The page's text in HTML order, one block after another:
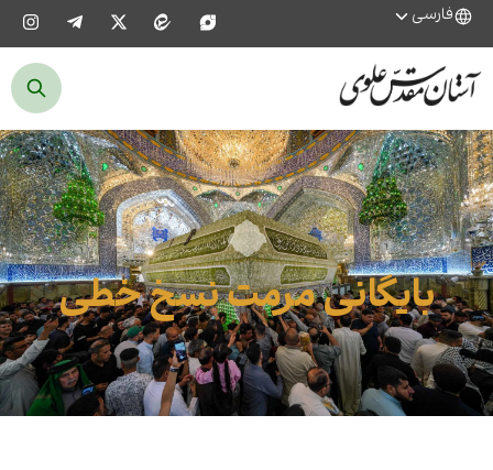
فارسی
بایگانی مرمت نسخ خطی